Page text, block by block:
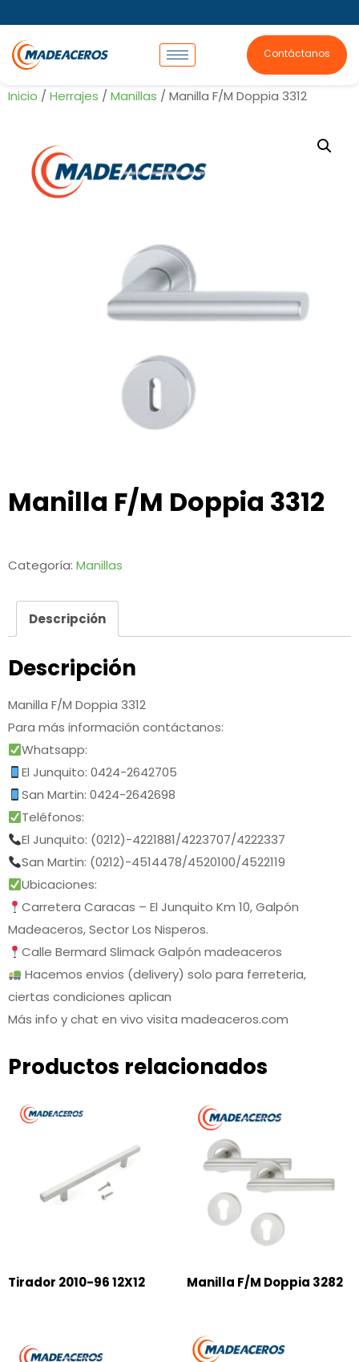
Contáctanos
Inicio / Herrajes / Manillas / Manilla F/M Doppia 3312
Manilla F/M Doppia 3312
Categoría: Manillas
Descripción
Descripción
Manilla F/M Doppia 3312
Para más información contáctanos:
Whatsapp:
El Junquito: 0424-2642705
San Martin: 0424-2642698
Teléfonos:
El Junquito: (0212)-4221881/4223707/4222337
San Martin: (0212)-4514478/4520100/4522119
Ubicaciones:
Carretera Caracas – El Junquito Km 10, Galpón
Madeaceros, Sector Los Nisperos.
Calle Bermard Slimack Galpón madeaceros
Hacemos envios (delivery) solo para ferreteria,
ciertas condiciones aplican
Más info y chat en vivo visita madeaceros.com
Productos relacionados
Tirador 2010-96 12X12 Manilla F/M Doppia 3282